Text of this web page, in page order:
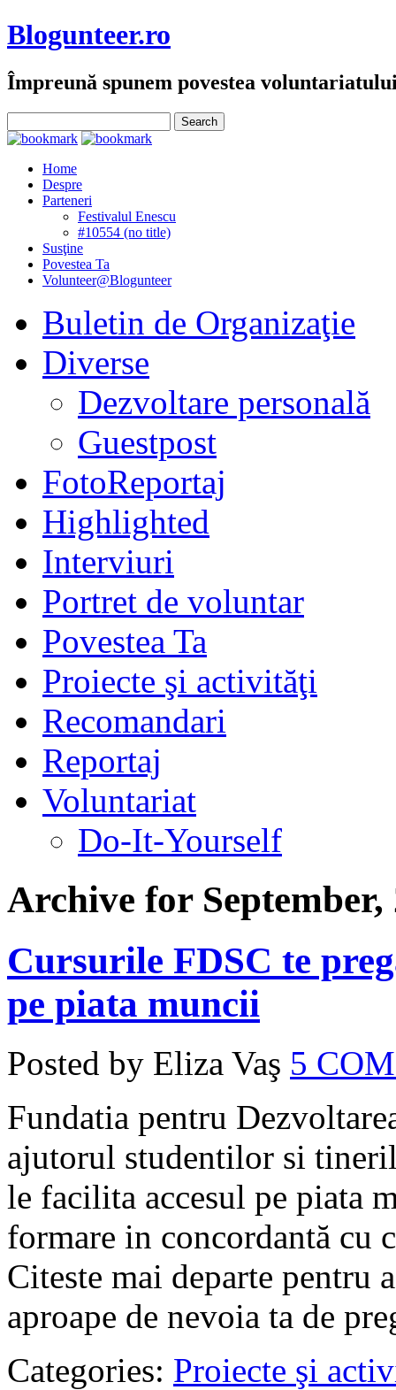
Blogunteer.ro
Împreună spunem povestea
Home
Despre
Parteneri
Festivalul Enescu
#10554 (no title)
Susţine
Povestea Ta
Volunteer@Blogunteer
Buletin de Organizaţie
Diverse
Dezvoltare personală
Guestpost
FotoReportaj
Highlighted
Interviuri
Portret de voluntar
Povestea Ta
Proiecte şi activităţi
Recomandari
Reportaj
Voluntariat
Do-It-Yourself
Archive for September,
Cursurile FDSC te
pe piata muncii
Posted by Eliza Vaş 5
Fundatia pentru
ajutorul studentilor si
le facilita accesul pe piata
formare in concordantă cu
Citeste mai departe pentru
aproape de nevoia ta de
Categories: Proiecte şi